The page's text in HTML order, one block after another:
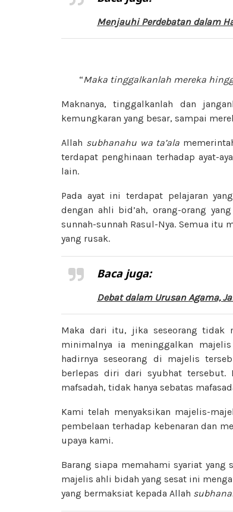
Menjauhi Perdebatan dalam
“Maka tinggalkanlah mereka
Maknanya, tinggalkanlah dan
kemungkaran yang besar, sampai
Allah subhanahu wa ta’ala
terdapat penghinaan terhadap ayat-
lain.
Pada ayat ini terdapat pelajaran
dengan ahli bid’ah, orang-orang
sunnah-sunnah Rasul-Nya. Semua itu
yang rusak.
Baca juga:
Debat dalam Urusan Agama,
Maka dari itu, jika seseorang tidak
minimalnya ia meninggalkan
hadirnya seseorang di majelis
berlepas diri dari syubhat tersebut.
mafsadah, tidak hanya sebatas
Kami telah menyaksikan majelis-
pembelaan terhadap kebenaran dan
upaya kami.
Barang siapa memahami syariat yang
majelis ahli bidah yang sesat ini
yang bermaksiat kepada Allah